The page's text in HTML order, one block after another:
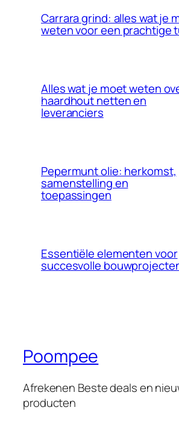
Carrara grind: alles wat je
weten voor een prachtige
Alles wat je moet weten
haardhout netten en
leveranciers
Pepermunt olie: herkomst,
samenstelling en
toepassingen
Essentiële elementen voor
succesvolle
Poompee
Afrekenen Beste deals en
producten